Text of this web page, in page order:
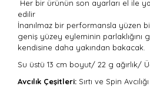
Her bir ürünün son ayarları el ile
edilir
İnanılmaz bir performansla yüzen
geniş yüzey eyleminin parlaklığını
kendisine daha yakından bakacak.
Su üstü 13 cm boyut/ 22 g ağırlık/
Avcılık Çeşitleri: Sırtı ve Spin Avcılığı